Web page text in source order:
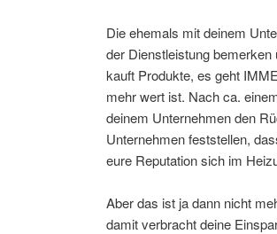
Die ehemals mit deinem
der Dienstleistung
kauft Produkte, es geht
mehr wert ist. Nach ca.
deinem Unternehmen den
Unternehmen feststellen,
eure Reputation sich im
Aber das ist ja dann nicht
damit verbracht deine